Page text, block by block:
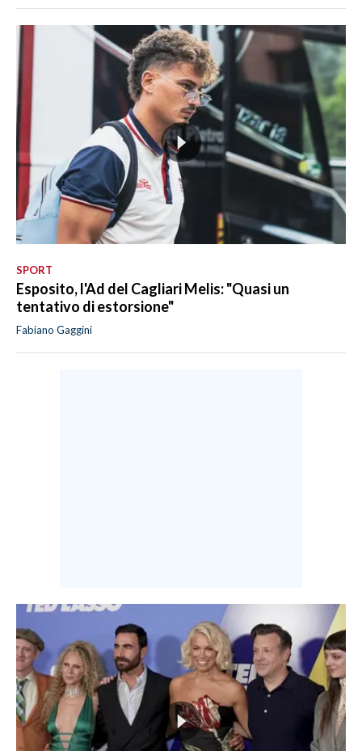
SPORT
Esposito, l'Ad del Cagliari Melis: "Quasi un
tentativo di estorsione"
Fabiano Gaggini